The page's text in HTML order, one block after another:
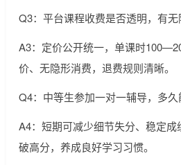
Q3：平台课程收费是否透明，有无
A3：定价公开统一，单课时
价、无隐形消费，退费规则清晰。
Q4：中等生参加一对一辅导，多久
A4：短期可减少细节失分、稳定
破高分，养成良好学习习惯。